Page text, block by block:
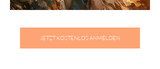
JETZT KOSTENLOS ANMELDEN